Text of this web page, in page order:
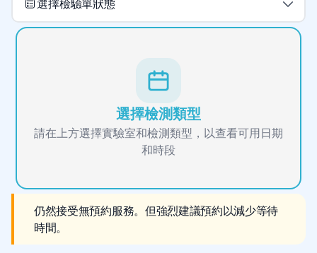
選擇檢驗單狀態
選擇檢測類型
請在上方選擇實驗室和檢測類型，以查看可用日期
和時段
仍然接受無預約服務。但強烈建議預約以減少等待
時間。